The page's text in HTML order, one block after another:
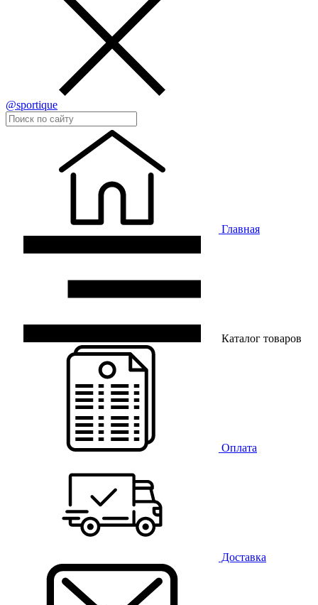
@sportique
Главная
Каталог товаров
Оплата
Доставка